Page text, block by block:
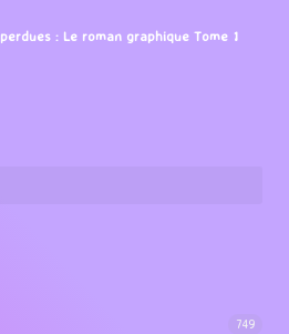
: Le roman graphique Tome 1
749